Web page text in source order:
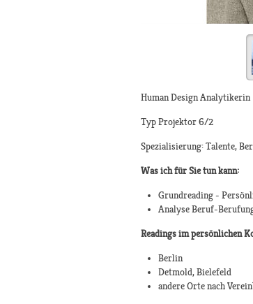
Human Design Analytikerin
Typ Projektor 6/2
Spezialisierung: Talente,
Was ich für Sie tun kann:
Grundreading -
Analyse Beruf-
Readings im persönlichen
Berlin
Detmold, Bielefeld
andere Orte nach